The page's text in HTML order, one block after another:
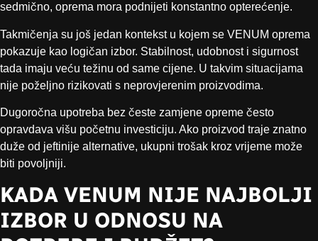
sedmično, oprema mora podnijeti konstantno opterećenje.
Takmičenja su još jedan kontekst u kojem se VENUM oprema
pokazuje kao logičan izbor. Stabilnost, udobnost i sigurnost
tada imaju veću težinu od same cijene. U takvim situacijama
nije poželjno rizikovati s neprovjerenim proizvodima.
Dugoročna upotreba bez česte zamjene opreme često
opravdava višu početnu investiciju. Ako proizvod traje znatno
duže od jeftinije alternative, ukupni trošak kroz vrijeme može
biti povoljniji.
KADA VENUM NIJE NAJBOLJI
IZBOR U ODNOSU NA